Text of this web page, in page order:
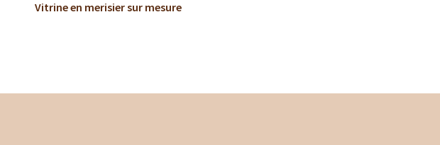
Vitrine en merisier sur mesure